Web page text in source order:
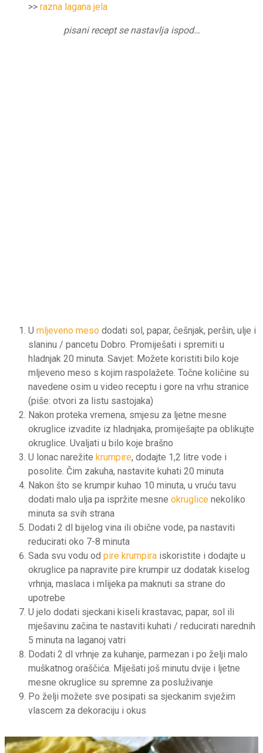
>> razna lagana jela
pisani recept se nastavlja ispod…
U mljeveno meso dodati sol, papar, češnjak, peršin, ulje i
slaninu / pancetu Dobro. Promiješati i spremiti u
hladnjak 20 minuta. Savjet: Možete koristiti bilo koje
mljeveno meso s kojim raspolažete. Točne količine su
navedene osim u video receptu i gore na vrhu stranice
(piše: otvori za listu sastojaka)
Nakon proteka vremena, smjesu za ljetne mesne
okruglice izvadite iz hladnjaka, promiješajte pa oblikujte
okruglice. Uvaljati u bilo koje brašno
U lonac narežite krumpire, dodajte 1,2 litre vode i
posolite. Čim zakuha, nastavite kuhati 20 minuta
Nakon što se krumpir kuhao 10 minuta, u vruću tavu
dodati malo ulja pa ispržite mesne okruglice nekoliko
minuta sa svih strana
Dodati 2 dl bijelog vina ili obične vode, pa nastaviti
reducirati oko 7-8 minuta
Sada svu vodu od pire krumpira iskoristite i dodajte u
okruglice pa napravite pire krumpir uz dodatak kiselog
vrhnja, maslaca i mlijeka pa maknuti sa strane do
upotrebe
U jelo dodati sjeckani kiseli krastavac, papar, sol ili
mješavinu začina te nastaviti kuhati / reducirati narednih
5 minuta na laganoj vatri
Dodati 2 dl vrhnje za kuhanje, parmezan i po želji malo
muškatnog oraščića. Miješati još minutu dvije i ljetne
mesne okruglice su spremne za posluživanje
Po želji možete sve posipati sa sjeckanim svježim
vlascem za dekoraciju i okus